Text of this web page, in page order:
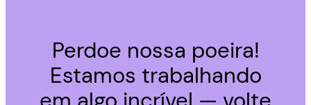
Perdoe nossa poeira!
Estamos trabalhando